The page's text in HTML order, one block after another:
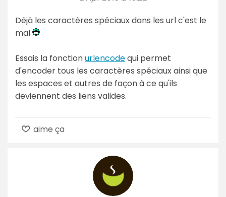
Déjà les caractères spéciaux dans les url c'est le
mal
Essais la fonctionurlencodequi permet
d'encoder tous les caractères spéciaux ainsi que
les espaces et autres de façon à ce qu'ils
deviennent des liens valides.
aime ça